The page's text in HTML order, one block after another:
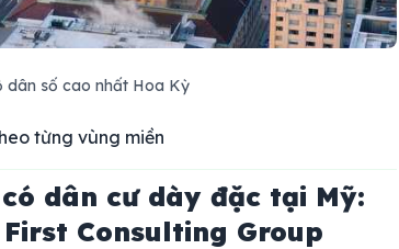
dân số cao nhất Hoa Kỳ
từng vùng miền
dân cư dày đặc tại Mỹ:
Consulting Group